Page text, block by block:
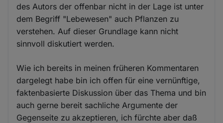
des Autors der offenbar nicht in der Lage ist unter
dem Begriff "Lebewesen" auch Pflanzen zu
verstehen. Auf dieser Grundlage kann nicht
sinnvoll diskutiert werden.
Wie ich bereits in meinen früheren Kommentaren
dargelegt habe bin ich offen für eine vernünftige,
faktenbasierte Diskussion über das Thema und bin
auch gerne bereit sachliche Argumente der
Gegenseite zu akzeptieren, ich fürchte aber daß